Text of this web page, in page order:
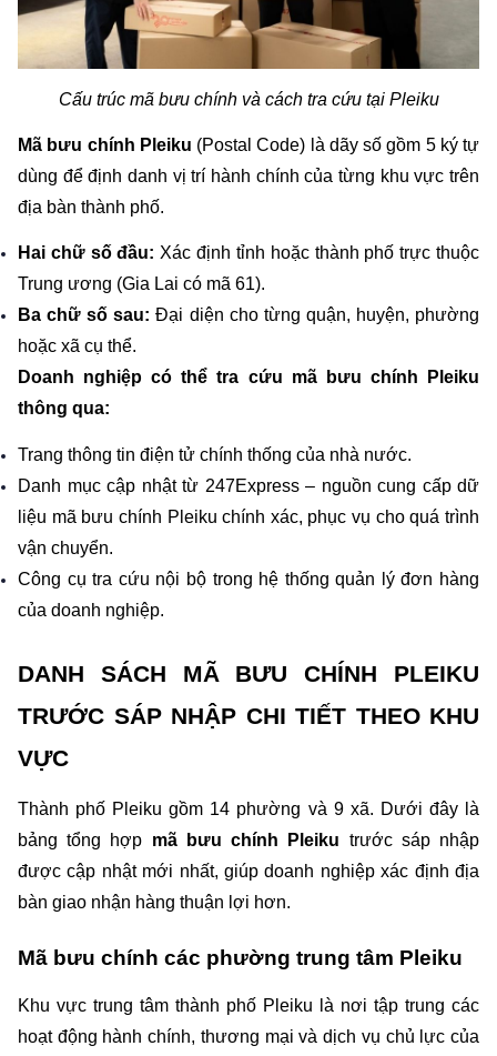
Cấu trúc mã bưu chính và cách tra cứu tại Pleiku
Mã bưu chính Pleiku (Postal Code) là dãy số gồm 5 ký tự
dùng để định danh vị trí hành chính của từng khu vực trên
địa bàn thành phố.
Hai chữ số đầu: Xác định tỉnh hoặc thành phố trực thuộc
Trung ương (Gia Lai có mã 61).
Ba chữ số sau: Đại diện cho từng quận, huyện, phường
hoặc xã cụ thể.
Doanh nghiệp có thể tra cứu mã bưu chính Pleiku
thông qua:
Trang thông tin điện tử chính thống của nhà nước.
Danh mục cập nhật từ 247Express – nguồn cung cấp dữ
liệu mã bưu chính Pleiku chính xác, phục vụ cho quá trình
vận chuyển.
Công cụ tra cứu nội bộ trong hệ thống quản lý đơn hàng
của doanh nghiệp.
DANH SÁCH MÃ BƯU CHÍNH PLEIKU
TRƯỚC SÁP NHẬP CHI TIẾT THEO KHU
VỰC
Thành phố Pleiku gồm 14 phường và 9 xã. Dưới đây là
bảng tổng hợp mã bưu chính Pleiku trước sáp nhập
được cập nhật mới nhất, giúp doanh nghiệp xác định địa
bàn giao nhận hàng thuận lợi hơn.
Mã bưu chính các phường trung tâm Pleiku
Khu vực trung tâm thành phố Pleiku là nơi tập trung các
hoạt động hành chính, thương mại và dịch vụ chủ lực của